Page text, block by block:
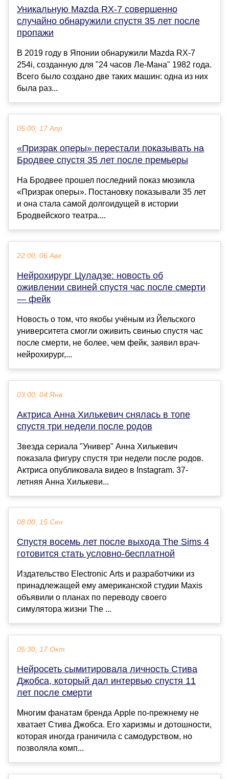
Уникальную Mazda RX-7 совершенно
случайно обнаружили спустя 35 лет после
пропажи
В 2019 году в Японии обнаружили Mazda RX-7
254i, созданную для "24 часов Ле-Мана" 1982 года.
Всего было создано две таких машин: одна из них
была раз...
05:00, 17 Апр
«Призрак оперы» перестали показывать на
Бродвее спустя 35 лет после премьеры
На Бродвее прошел последний показ мюзикла
«Призрак оперы». Постановку показывали 35 лет
и она стала самой долгоидущей в истории
Бродвейского театра....
22:00, 06 Авг
Нейрохирург Цуладзе: новость об
оживлении свиней спустя час после смерти
— фейк
Новость о том, что якобы учёным из Йельского
университета смогли оживить свинью спустя час
после смерти, не более, чем фейк, заявил врач-
нейрохирург,...
03:00, 04 Янв
Актриса Анна Хилькевич снялась в топе
спустя три недели после родов
Звезда сериала "Универ" Анна Хилькевич
показала фигуру спустя три недели после родов.
Актриса опубликовала видео в Instagram. 37-
летняя Анна Хилькеви...
08:00, 15 Сен
Спустя восемь лет после выхода The Sims 4
готовится стать условно-бесплатной
Издательство Electronic Arts и разработчики из
принадлежащей ему американской студии Maxis
объявили о планах по переводу своего
симулятора жизни The ...
05:30, 17 Окт
Нейросеть сымитировала личность Стива
Джобса, который дал интервью спустя 11
лет после смерти
Многим фанатам бренда Apple по-прежнему не
хватает Стива Джобса. Его харизмы и дотошности,
которая иногда граничила с самодурством, но
позволяла комп...